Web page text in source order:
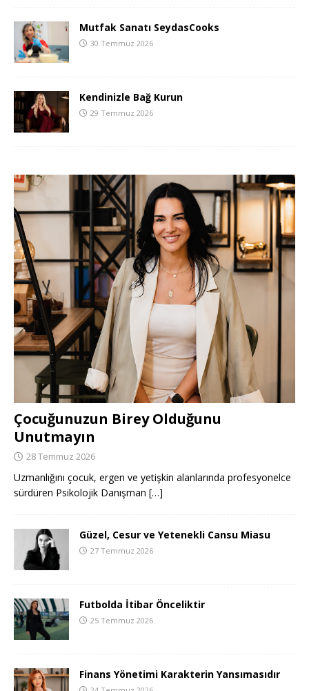
Mutfak Sanatı SeydasCooks
30 Temmuz 2026
Kendinizle Bağ Kurun
29 Temmuz 2026
Çocuğunuzun Birey Olduğunu
Unutmayın
28 Temmuz 2026
Uzmanlığını çocuk, ergen ve yetişkin alanlarında profesyonelce
sürdüren Psikolojik Danışman […]
Güzel, Cesur ve Yetenekli Cansu Miasu
27 Temmuz 2026
Futbolda İtibar Önceliktir
25 Temmuz 2026
Finans Yönetimi Karakterin Yansımasıdır